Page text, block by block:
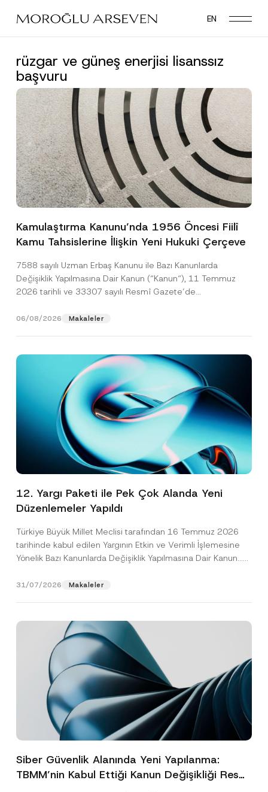
main
EN
rüzgar ve güneş enerjisi lisanssız
başvuru
Kamulaştırma Kanunu’nda 1956 Öncesi Fiilî
Kamu Tahsislerine İlişkin Yeni Hukuki Çerçeve
7588 sayılı Uzman Erbaş Kanunu ile Bazı Kanunlarda
Değişiklik Yapılmasına Dair Kanun (“Kanun“), 11 Temmuz
2026 tarihli ve 33307 sayılı Resmî Gazete’de
06/08/2026 Makaleler
12. Yargı Paketi ile Pek Çok Alanda Yeni
Düzenlemeler Yapıldı
Türkiye Büyük Millet Meclisi tarafından 16 Temmuz 2026
tarihinde kabul edilen Yargının Etkin ve Verimli İşlemesine
Yönelik Bazı Kanunlarda Değişiklik Yapılmasına Dair Kanun...
31/07/2026 Makaleler
Siber Güvenlik Alanında Yeni Yapılanma:
TBMM’nin Kabul Ettiği Kanun Değişikliği Resmî